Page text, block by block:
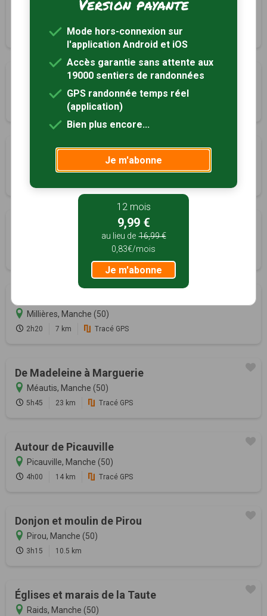
Entre monts et vallées
11 km Tracé GPS
Abbaye au bois du Pissot
Lessay, Manche (50)
14.5 km Tracé GPS
De l'Abbaye de Lessay vers les landes
2h30
Des rives de l’Ay aux landes de Lessay
Lessay, Manche (50)
Millières, Manche (50)
2h20 7 km Tracé GPS
De Madeleine à Marguerie
Méautis, Manche (50)
5h45 23 km Tracé GPS
Autour de Picauville
Picauville, Manche (50)
4h00 14 km Tracé GPS
Donjon et moulin de Pirou
Pirou, Manche (50)
3h15 10.5 km
Églises et marais de la Taute
Raids, Manche (50)
Version payante
Mode hors-connexion sur
l'application Android et iOS
Accès garantie sans attente aux
19000 sentiers de randonnées
GPS randonnée temps réel
(application)
Bien plus encore...
Je m'abonne
12 mois
9,99 €
au lieu de 16,99 €
0,83€/mois
Je m'abonne